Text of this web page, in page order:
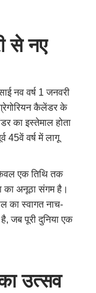
से नए
नव वर्ष 1 जनवरी
कैलेंडर के
का इस्तेमाल होता
45वें वर्ष में लागू
एक तिथि तक
का अनूठा संगम है।
का स्वागत नाच-
,जब पूरी दुनिया एक
उत्सव